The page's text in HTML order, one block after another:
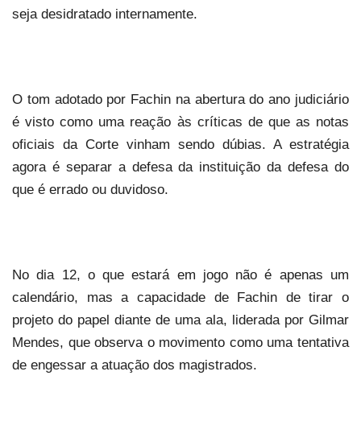
seja desidratado internamente.
O tom adotado por Fachin na abertura do ano judiciário
é visto como uma reação às críticas de que as notas
oficiais da Corte vinham sendo dúbias. A estratégia
agora é separar a defesa da instituição da defesa do
que é errado ou duvidoso.
No dia 12, o que estará em jogo não é apenas um
calendário, mas a capacidade de Fachin de tirar o
projeto do papel diante de uma ala, liderada por Gilmar
Mendes, que observa o movimento como uma tentativa
de engessar a atuação dos magistrados.